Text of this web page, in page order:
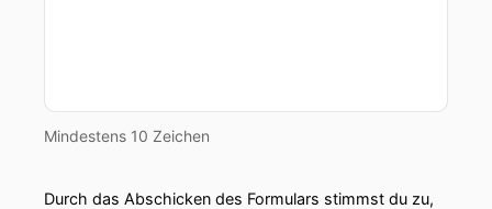
Mindestens 10 Zeichen
Durch das Abschicken des Formulars stimmst du zu,